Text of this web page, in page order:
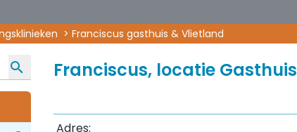
Franciscus gasthuis & Vlietland
Franciscus, locatie Gasthuis
Adres: